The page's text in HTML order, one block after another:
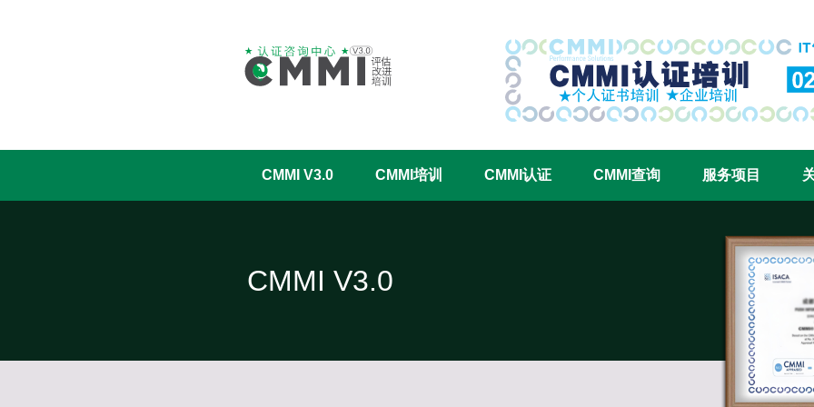
CMMI认证咨询中心官网
CMMI V3.0 CMMI培训 CMMI认证 CMMI查询 服务项目
CMMI V3.0